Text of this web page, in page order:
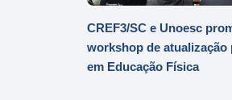
CREF3/SC e Unoesc
workshop de
em Educação Física